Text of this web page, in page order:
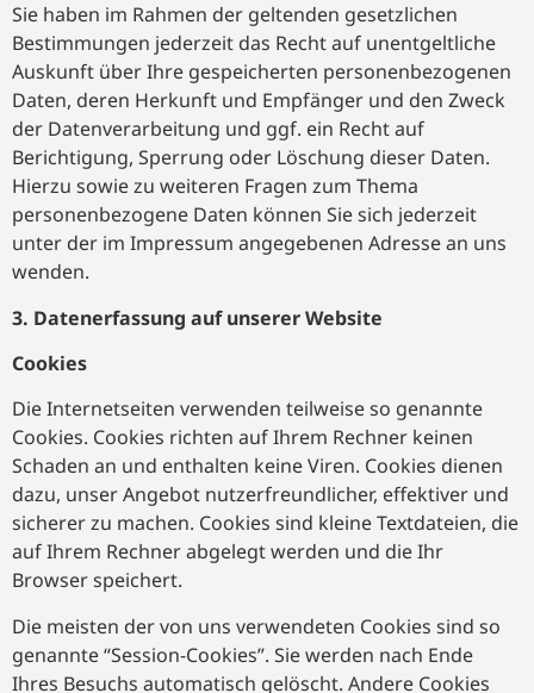
Sie haben im Rahmen der geltenden gesetzlichen
Bestimmungen jederzeit das Recht auf unentgeltliche
Auskunft über Ihre gespeicherten personenbezogenen
Daten, deren Herkunft und Empfänger und den Zweck
der Datenverarbeitung und ggf. ein Recht auf
Berichtigung, Sperrung oder Löschung dieser Daten.
Hierzu sowie zu weiteren Fragen zum Thema
personenbezogene Daten können Sie sich jederzeit
unter der im Impressum angegebenen Adresse an uns
wenden.
3. Datenerfassung auf unserer Website
Cookies
Die Internetseiten verwenden teilweise so genannte
Cookies. Cookies richten auf Ihrem Rechner keinen
Schaden an und enthalten keine Viren. Cookies dienen
dazu, unser Angebot nutzerfreundlicher, effektiver und
sicherer zu machen. Cookies sind kleine Textdateien, die
auf Ihrem Rechner abgelegt werden und die Ihr
Browser speichert.
Die meisten der von uns verwendeten Cookies sind so
genannte “Session-Cookies”. Sie werden nach Ende
Ihres Besuchs automatisch gelöscht. Andere Cookies